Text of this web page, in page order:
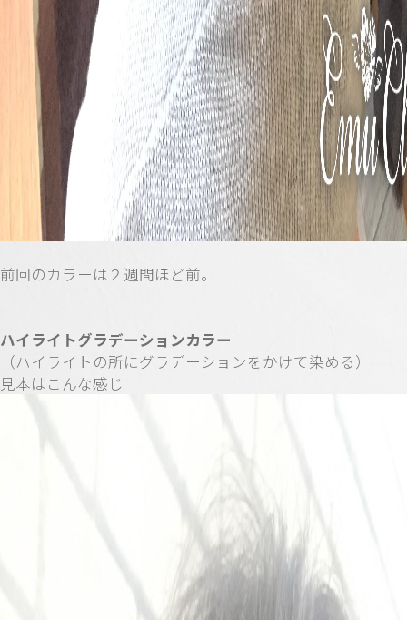
前回のカラーは２週間ほど前。
ハイライトグラデーションカラー
（ハイライトの所にグラデーションをかけて染める）
見本はこんな感じ